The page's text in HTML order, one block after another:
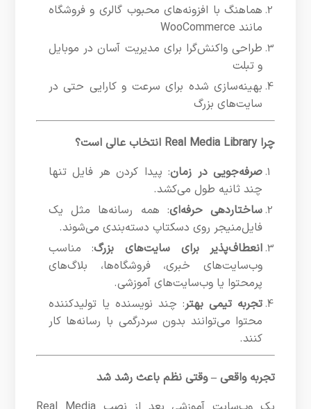
هماهنگ با افزونه‌های محبوب گالری و فروشگاه
مانند WooCommerce
طراحی واکنش‌گرا برای مدیریت آسان در موبایل
و تبلت
بهینه‌سازی شده برای سرعت و کارایی حتی در
سایت‌های بزرگ
چرا Real Media Library انتخاب عالی است؟
صرفه‌جویی در زمان: پیدا کردن هر فایل تنها
چند ثانیه طول می‌کشد.
ساختاردهی حرفه‌ای: همه رسانه‌ها مثل یک
فایل‌منیجر روی دسکتاپ دسته‌بندی می‌شوند.
انعطاف‌پذیر برای سایت‌های بزرگ: مناسب
وب‌سایت‌های خبری، فروشگاه‌ها، بلاگ‌های
پرمحتوا یا وب‌سایت‌های آموزشی.
تجربه تیمی بهتر: چند نویسنده یا تولیدکننده
محتوا می‌توانند بدون سردرگمی با رسانه‌ها کار
کنند.
تجربه واقعی – وقتی نظم باعث رشد شد